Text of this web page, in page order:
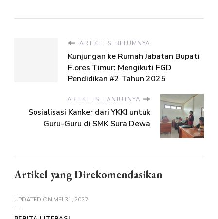
ARTIKEL SEBELUMNYA
Kunjungan ke Rumah Jabatan Bupati
Flores Timur: Mengikuti FGD
Pendidikan #2 Tahun 2025
ARTIKEL SELANJUTNYA
Sosialisasi Kanker dari YKKI untuk
Guru-Guru di SMK Sura Dewa
Artikel yang Direkomendasikan
UPDATED ON MEI 31, 2022